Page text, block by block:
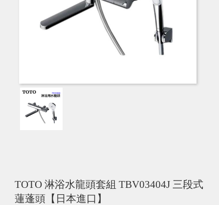
TOTO 淋浴水龍頭套組 TBV03404J 三段式
蓮蓬頭【日本進口】